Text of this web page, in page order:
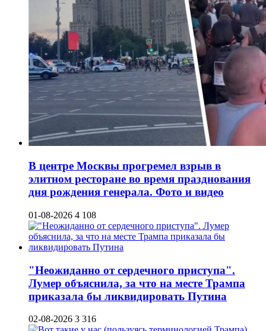
В центре Москвы прогремел взрыв в
элитном ресторане во время празднования
дня рождения генерала. Фото и видео
01-08-2026 4 108
"Неожиданно от сердечного приступа".
Лумер объяснила, за что на месте Трампа
приказала бы ликвидировать Путина
02-08-2026 3 316